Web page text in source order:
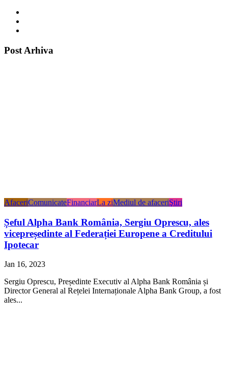
Post Arhiva
AfaceriComunicateFinanciarLa ziMediul de afaceriŞtiri
Șeful Alpha Bank România, Sergiu Oprescu, ales
vicepreședinte al Federației Europene a Creditului
Ipotecar
Jan 16, 2023
Sergiu Oprescu, Președinte Executiv al Alpha Bank România și
Director General al Rețelei Internaționale Alpha Bank Group, a fost
ales...